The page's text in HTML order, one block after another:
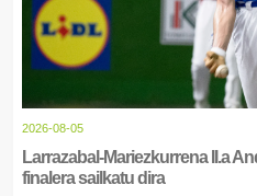
2026-08-05
Larrazabal-Mariezkurrena II.a
finalera sailkatu dira